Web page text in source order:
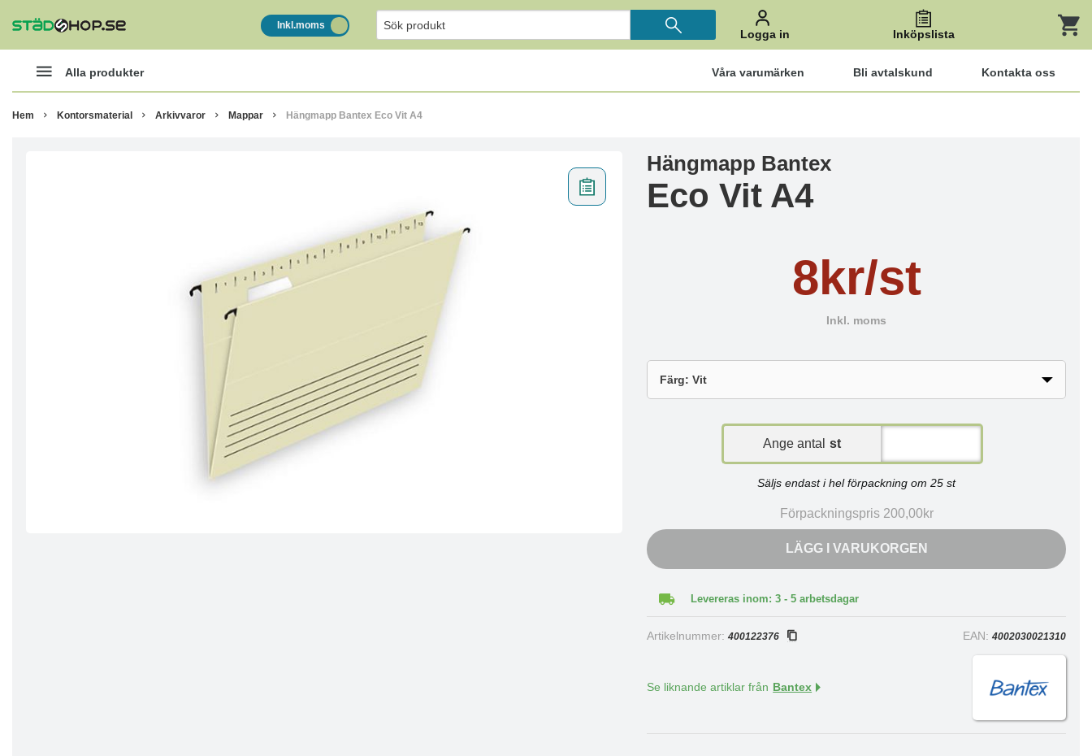
Inkl.moms
Logga in Inköpslista
Alla produkter Våra varumärken Bli avtalskund Kontakta oss
Hem Kontorsmaterial Arkivvaror Mappar Hängmapp Bantex Eco Vit A4
Hängmapp Bantex
Eco Vit A4
8kr/st
Inkl. moms
Ange antal st
Säljs endast i hel förpackning om 25 st
Förpackningspris 200,00kr
LÄGG I VARUKORGEN
Levereras inom: 3 - 5 arbetsdagar
Artikelnummer:400122376 EAN: 4002030021310
Se liknande artiklar från Bantex